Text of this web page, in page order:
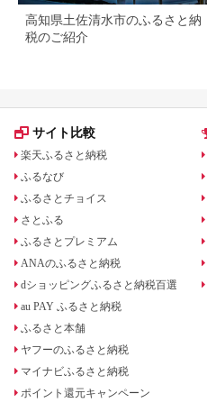
高知県土佐清水市のふるさと納
税のご紹介
サイト比較
楽天ふるさと納税
ふるなび
ふるさとチョイス
さとふる
ふるさとプレミアム
ANAのふるさと納税
dショッピングふるさと納税百選
au PAY ふるさと納税
ふるさと本舗
ヤフーのふるさと納税
マイナビふるさと納税
ポイント還元キャンペーン